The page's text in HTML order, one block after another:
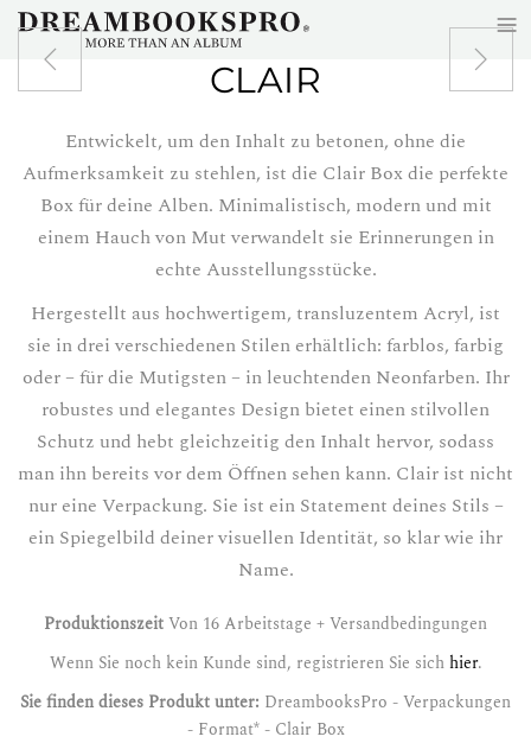
Zum Hauptinhalt springenCLAIR
Entwickelt, um den Inhalt zu betonen, ohne die
Aufmerksamkeit zu stehlen, ist die Clair Box die perfekte
Box für deine Alben. Minimalistisch, modern und mit
einem Hauch von Mut verwandelt sie Erinnerungen in
echte Ausstellungsstücke.
Hergestellt aus hochwertigem, transluzentem Acryl, ist
sie in drei verschiedenen Stilen erhältlich: farblos, farbig
oder – für die Mutigsten – in leuchtenden Neonfarben. Ihr
robustes und elegantes Design bietet einen stilvollen
Schutz und hebt gleichzeitig den Inhalt hervor, sodass
man ihn bereits vor dem Öffnen sehen kann. Clair ist nicht
nur eine Verpackung. Sie ist ein Statement deines Stils –
ein Spiegelbild deiner visuellen Identität, so klar wie ihr
Name.
ProduktionszeitVon 16 Arbeitstage + Versandbedingungen
Wenn Sie noch kein Kunde sind, registrieren Sie sichhier.
Sie finden dieses Produkt unter: DreambooksPro - Verpackungen
- Format* - Clair Box
≡